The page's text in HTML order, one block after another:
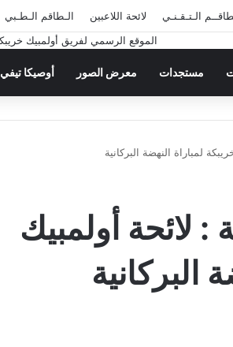
الـتـقـنـي لائحة اللاعبين الـطاقم الـطـبي
مستجدات معرض الصور أوصيكا تيفي
لمباراة النهضة البركانية
: لائحة أولمبيك
البركانية